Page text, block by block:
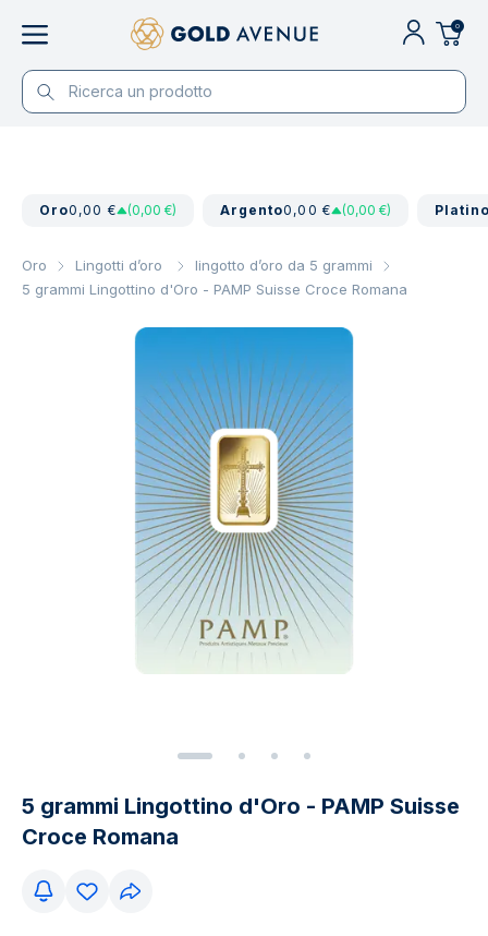
0
Oro0,00 € (0,00 €) Argento0,00 € (0,00 €)
Oro Lingotti d’oro
lingotto d’oro da 5 grammi
5 grammi Lingottino d'Oro - PAMP Suisse Croce Romana
5 grammi Lingottino d'Oro - PAMP Suisse
Croce Romana